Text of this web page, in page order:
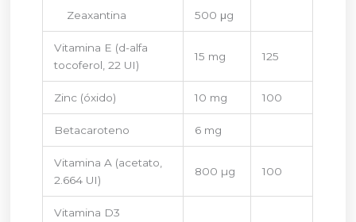
Zeaxantina 500 μg
Vitamina E (d-alfa
tocoferol, 22 UI)
15 mg 125
Zinc (óxido) 10 mg 100
Betacaroteno 6 mg
Vitamina A (acetato,
2.664 UI)
800 µg 100
Vitamina D3